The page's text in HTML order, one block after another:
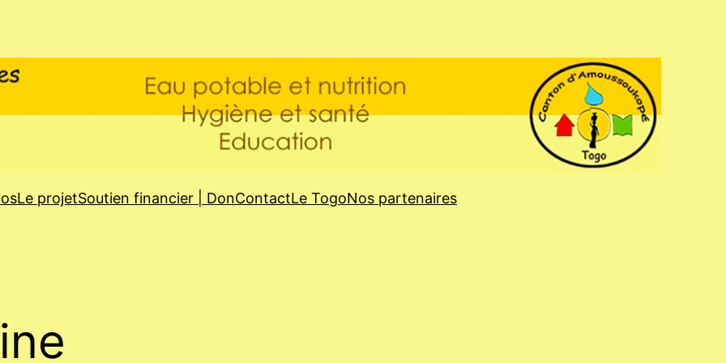
Le projetSoutien financier | DonContactLe TogoNos partenaires